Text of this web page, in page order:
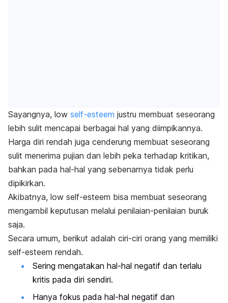
Sayangnya, low self-esteem justru membuat seseorang
lebih sulit mencapai berbagai hal yang diimpikannya.
Harga diri rendah juga cenderung membuat seseorang
sulit menerima pujian dan lebih peka terhadap kritikan,
bahkan pada hal-hal yang sebenarnya tidak perlu
dipikirkan.
Akibatnya, low self-esteem bisa membuat seseorang
mengambil keputusan melalui penilaian-penilaian buruk
saja.
Secara umum, berikut adalah ciri-ciri orang yang memiliki
self-esteem rendah.
Sering mengatakan hal-hal negatif dan terlalu
kritis pada diri sendiri.
Hanya fokus pada hal-hal negatif dan